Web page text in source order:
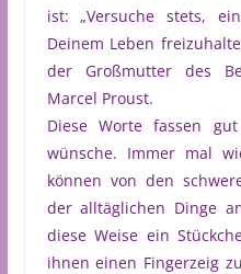
ist: „Versuche stets,
Deinem Leben
der Großmutter des
Marcel Proust.
Diese Worte fassen
wünsche. Immer mal
können von den
der alltäglichen Dinge
diese Weise ein
ihnen einen Fingerzeig